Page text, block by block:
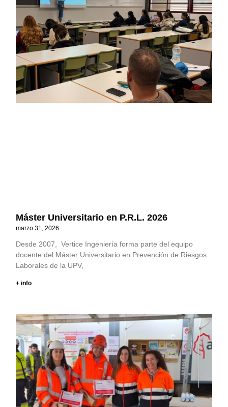
Máster Universitario en P.R.L. 2026
marzo 31, 2026
Desde 2007, Vertice Ingeniería forma parte del equipo
docente del Máster Universitario en Prevención de Riesgos
Laborales de la UPV,
+ info